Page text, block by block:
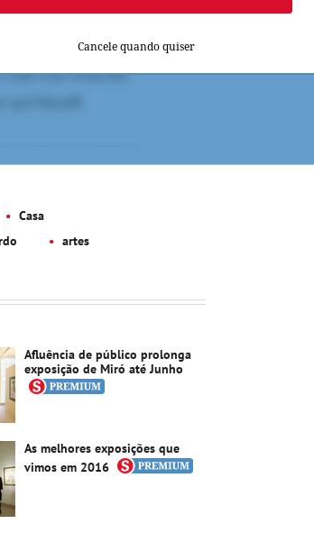
Cancele quando quiser
Casa
artes
Afluência de público prolonga
exposição de Miró até Junho
As melhores exposições que
vimos em 2016